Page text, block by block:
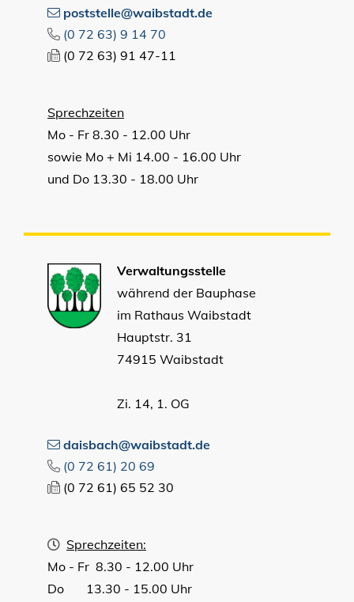
poststelle@waibstadt.de
(0 72 63) 9 14 70
(0 72 63) 91 47-11
Sprechzeiten
Mo - Fr 8.30 - 12.00 Uhr
sowie Mo + Mi 14.00 - 16.00 Uhr
und Do 13.30 - 18.00 Uhr
Verwaltungsstelle
während der Bauphase
im Rathaus Waibstadt
Hauptstr. 31
74915 Waibstadt
Zi. 14, 1. OG
daisbach@waibstadt.de
(0 72 61) 20 69
(0 72 61) 65 52 30
Sprechzeiten:
Mo - Fr 8.30 - 12.00 Uhr
Do 13.30 - 15.00 Uhr